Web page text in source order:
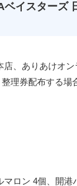
ベイスターズ
店、ありあけオ
理券配布する場
マロン 4個、開港